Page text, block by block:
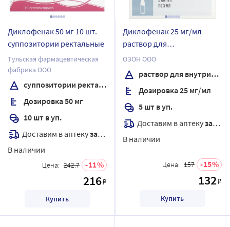
Диклофенак 50 мг 10 шт.
суппозитории ректальные
Тульская фармацевтическая
фабрика ООО
суппозитории ректальные
Дозировка 50 мг
10 шт в уп.
Доставим в аптекузавтра
В наличии
Цена: 242.7 11
216₽
Купить
Диклофенак 25 мг/мл
раствор для
внутримышечного
введения 3 мл ампулы 5
шт.
ОЗОН ООО
раствор для внутримышечного введения
Дозировка 25 мг/мл
5 шт в уп.
Доставим в аптекузавтра
В наличии
Цена: 157 15
132₽
Купить